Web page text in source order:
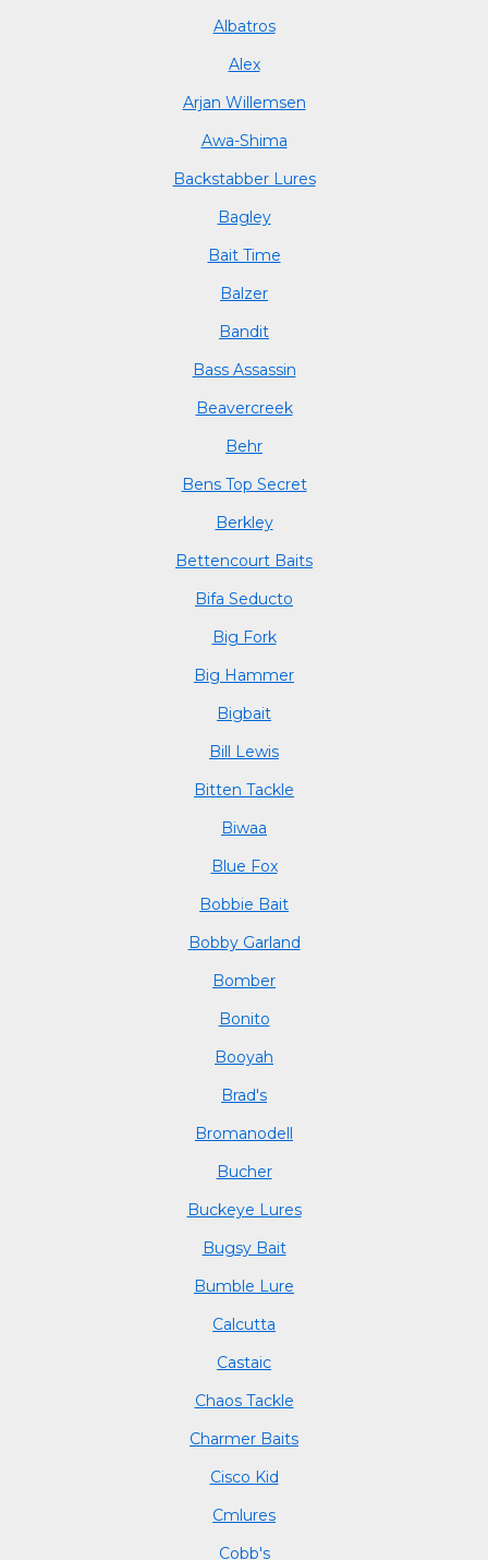
Albatros
Alex
Arjan Willemsen
Awa-Shima
Backstabber Lures
Bagley
Bait Time
Balzer
Bandit
Bass Assassin
Beavercreek
Behr
Bens Top Secret
Berkley
Bettencourt Baits
Bifa Seducto
Big Fork
Big Hammer
Bigbait
Bill Lewis
Bitten Tackle
Biwaa
Blue Fox
Bobbie Bait
Bobby Garland
Bomber
Bonito
Booyah
Brad's
Bromanodell
Bucher
Buckeye Lures
Bugsy Bait
Bumble Lure
Calcutta
Castaic
Chaos Tackle
Charmer Baits
Cisco Kid
Cmlures
Cobb's